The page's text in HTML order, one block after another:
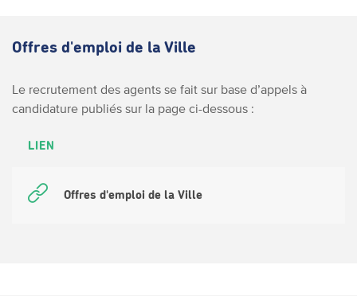
Offres d'emploi de la Ville
Le recrutement des agents se fait sur base d’appels à
candidature publiés sur la page ci-dessous :
LIEN
Offres d'emploi de la Ville